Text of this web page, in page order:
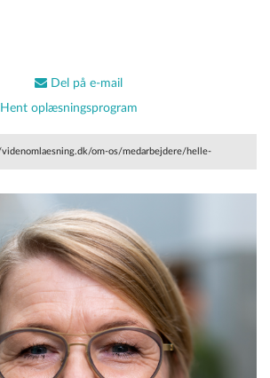
Del på e-mail
Hent oplæsningsprogram
om-os/medarbejdere/helle-